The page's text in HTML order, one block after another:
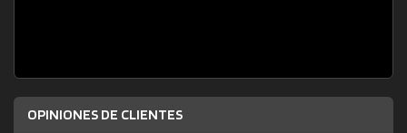
OPINIONES DE CLIENTES